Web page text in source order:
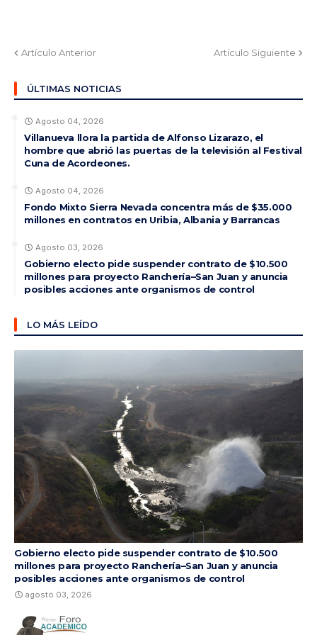
Artículo Anterior Artículo Siguiente
ÚLTIMAS NOTICIAS
Agosto 04, 2026
Villanueva llora la partida de Alfonso Lizarazo, el
hombre que abrió las puertas de la televisión al Festival
Cuna de Acordeones.
Agosto 04, 2026
Fondo Mixto Sierra Nevada concentra más de $35.000
millones en contratos en Uribia, Albania y Barrancas
Agosto 03, 2026
Gobierno electo pide suspender contrato de $10.500
millones para proyecto Ranchería–San Juan y anuncia
posibles acciones ante organismos de control
LO MÁS LEÍDO
Gobierno electo pide suspender contrato de $10.500
millones para proyecto Ranchería–San Juan y anuncia
posibles acciones ante organismos de control
agosto 03, 2026